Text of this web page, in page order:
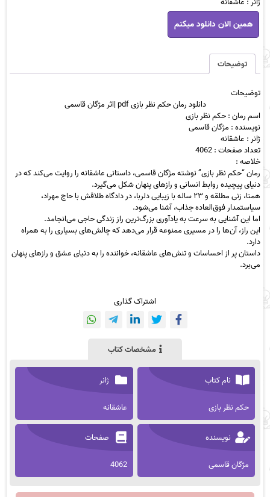
دانلود
رمان
حکم
بازی
pdf
اثر
قاسمی
عدد
همین الان دانلود میکنم
توضیحات
توضیحات
دانلود رمان حکم نظر بازی pdf |اثر مژگان قاسمی
اسم رمان : حکم نظر بازی
نویسنده : مژگان قاسمی
ژانر : عاشقانه
تعداد صفحات : 4062
خلاصه :
رمان “حکم نظر بازی” نوشته مژگان قاسمی، داستانی عاشقانه را روایت می‌کند که در
دنیای پیچیده روابط انسانی و رازهای پنهان شکل می‌گیرد.
همتا، زنی مطلقه و ۲۳ ساله با زیبایی دلربا، در دادگاه طلاقش با حاج مهراد،
سیاستمدار فوق‌العاده جذاب، آشنا می‌شود.
اما این آشنایی به سرعت به یادآوری بزرگ‌ترین راز زندگی حاجی می‌انجامد.
این راز، آن‌ها را در مسیری ممنوعه قرار می‌دهد که چالش‌های بسیاری را به همراه
دارد.
داستان پر از احساسات و تنش‌های عاشقانه، خواننده را به دنیای عشق و رازهای پنهان
می‌برد.
اشتراک گذاری
مشخصات کتاب
نام کتاب
حکم نظر بازی
ژانر
عاشقانه
نویسنده
مژگان قاسمی
صفحات
4062